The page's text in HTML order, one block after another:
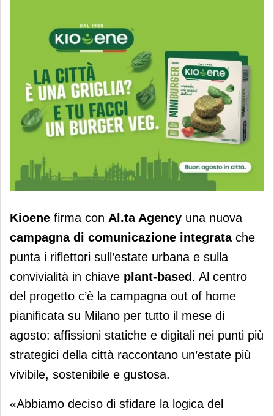
Kioene lancia una nuova campagna di
comunicazione integrata
Kioene firma con Al.ta Agency una nuova
campagna di comunicazione integratache
punta i riflettori sull’estate urbana e sulla
convivialità in chiave plant-based. Al centro
del progetto c’è la campagna out of home
pianificata su Milano per tutto il mese di
agosto: affissioni statiche e digitali nei punti più
strategici della città raccontano un’estate più
vivibile, sostenibile e gustosa.
«Abbiamo deciso di sfidare la logica del